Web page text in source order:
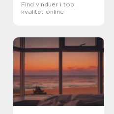
Find vinduer i top
kvalitet online